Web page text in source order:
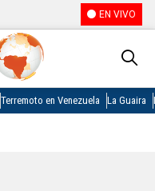
EN VIVO
Terremoto en Venezuela La Guaira